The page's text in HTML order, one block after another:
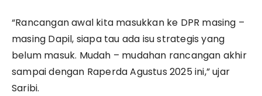
“Rancangan awal kita masukkan ke DPR masing –
masing Dapil, siapa tau ada isu strategis yang
belum masuk. Mudah – mudahan rancangan akhir
sampai dengan Raperda Agustus 2025 ini,” ujar
Saribi.